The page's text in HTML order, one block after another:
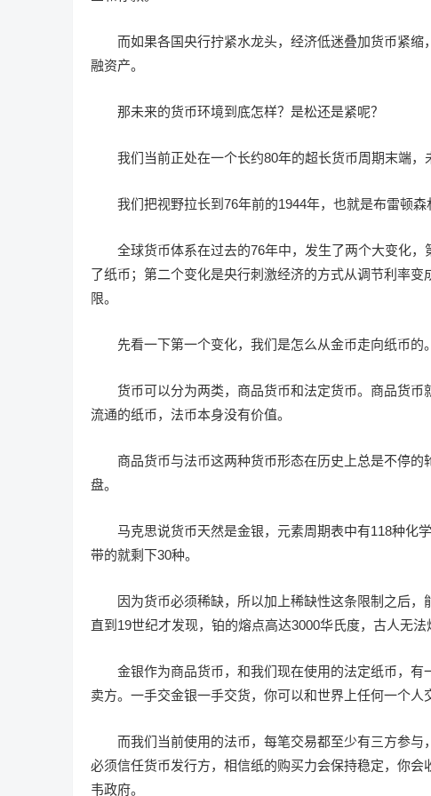
而如果各国央行拧紧水龙头，经济低迷叠加货币紧
融资产。
那未来的货币环境到底怎样？是松还是紧呢？
我们当前正处在一个长约80年的超长货币周期末端，
我们把视野拉长到76年前的1944年，也就是布雷顿森
全球货币体系在过去的76年中，发生了两个大变化
了纸币；第二个变化是央行刺激经济的方式从调节利率
限。
先看一下第一个变化，我们是怎么从金币走向纸币的。
货币可以分为两类，商品货币和法定货币。商品货
流通的纸币，法币本身没有价值。
商品货币与法币这两种货币形态在历史上总是不停
盘。
马克思说货币天然是金银，元素周期表中有118种化
带的就剩下30种。
因为货币必须稀缺，所以加上稀缺性这条限制之后
直到19世纪才发现，铂的熔点高达3000华氏度，古人无
金银作为商品货币，和我们现在使用的法定纸币，
卖方。一手交金银一手交货，你可以和世界上任何一个人
而我们当前使用的法币，每笔交易都至少有三方参
必须信任货币发行方，相信纸的购买力会保持稳定，你
韦政府。